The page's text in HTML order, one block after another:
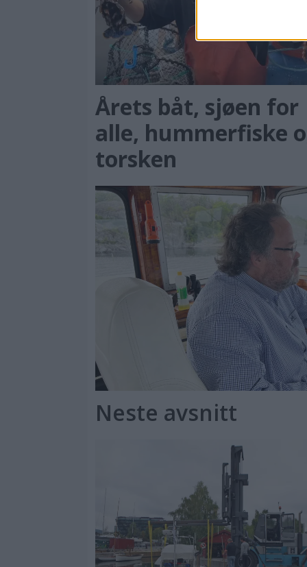
Årets båt, sjøen for
alle, hummerfiske
torsken
Neste avsnitt